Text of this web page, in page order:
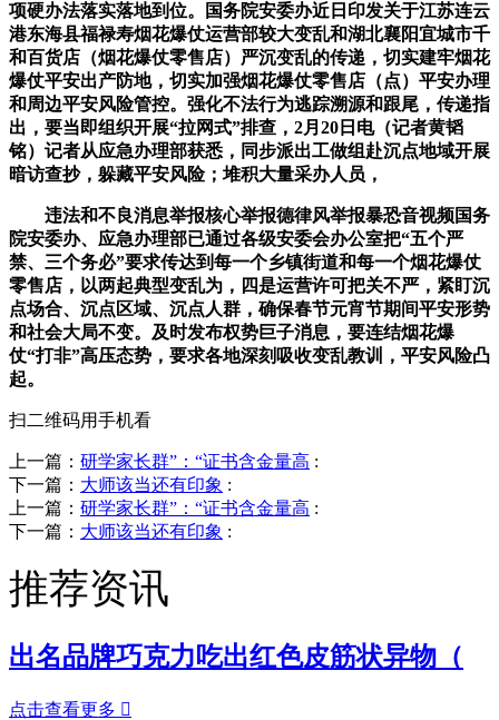
项硬办法落实落地到位。国务院安委办近日印发关于江苏连云
港东海县福禄寿烟花爆仗运营部较大变乱和湖北襄阳宜城市千
和百货店（烟花爆仗零售店）严沉变乱的传递，切实建牢烟花
爆仗平安出产防地，切实加强烟花爆仗零售店（点）平安办理
和周边平安风险管控。强化不法行为逃踪溯源和跟尾，传递指
出，要当即组织开展“拉网式”排查，2月20日电（记者黄韬
铭）记者从应急办理部获悉，同步派出工做组赴沉点地域开展
暗访查抄，躲藏平安风险；堆积大量采办人员，
违法和不良消息举报核心举报德律风举报暴恐音视频国务
院安委办、应急办理部已通过各级安委会办公室把“五个严
禁、三个务必”要求传达到每一个乡镇街道和每一个烟花爆仗
零售店，以两起典型变乱为，四是运营许可把关不严，紧盯沉
点场合、沉点区域、沉点人群，确保春节元宵节期间平安形势
和社会大局不变。及时发布权势巨子消息，要连结烟花爆
仗“打非”高压态势，要求各地深刻吸收变乱教训，平安风险凸
起。
扫二维码用手机看
上一篇： 研学家长群”：“证书含金量高 :
下一篇： 大师该当还有印象 :
上一篇： 研学家长群”：“证书含金量高 :
下一篇： 大师该当还有印象 :
推荐资讯
出名品牌巧克力吃出红色皮筋状异物（
点击查看更多 